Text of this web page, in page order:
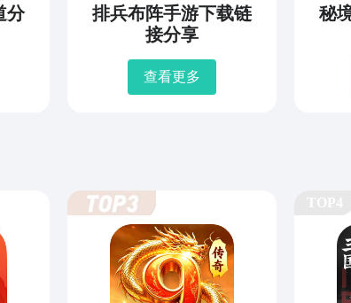
分
排兵布阵手游下载链
接分享
查看更多
秘